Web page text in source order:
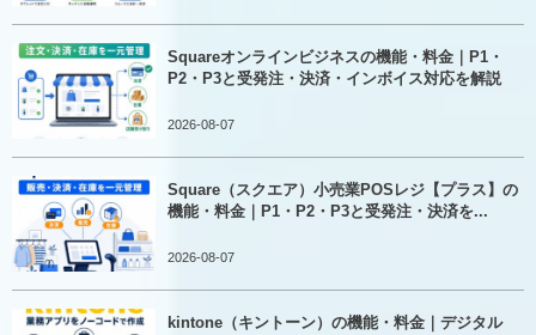
Squareオンラインビジネスの機能・料金｜P1・
P2・P3と受発注・決済・インボイス対応を解説
2026-08-07
Square（スクエア）小売業POSレジ【プラス】の
機能・料金｜P1・P2・P3と受発注・決済を...
2026-08-07
kintone（キントーン）の機能・料金｜デジタル